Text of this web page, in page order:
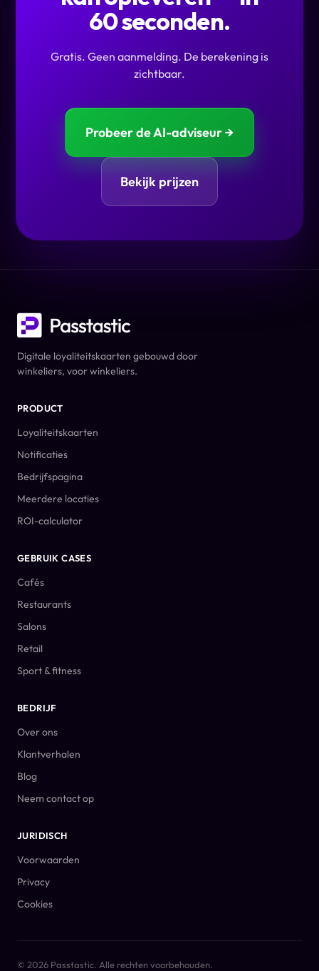
60 seconden.
Gratis. Geen aanmelding. De berekening is
zichtbaar.
Probeer de AI-adviseur →
Bekijk prijzen
Digitale loyaliteitskaarten gebouwd door
winkeliers, voor winkeliers.
PRODUCT
Loyaliteitskaarten
Notificaties
Bedrijfspagina
Meerdere locaties
ROI-calculator
GEBRUIK CASES
Cafés
Restaurants
Salons
Retail
Sport & fitness
BEDRIJF
Over ons
Klantverhalen
Blog
Neem contact op
JURIDISCH
Voorwaarden
Privacy
Cookies
© 2026 Passtastic. Alle rechten voorbehouden.